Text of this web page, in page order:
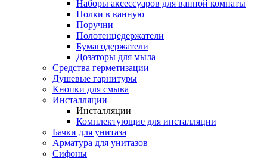
Наборы аксессуаров для ванной комнаты
Полки в ванную
Поручни
Полотенцедержатели
Бумагодержатели
Дозаторы для мыла
Средства герметизации
Душевые гарнитуры
Кнопки для смыва
Инсталляции
Инсталляции
Комплектующие для инсталляции
Бачки для унитаза
Арматура для унитазов
Сифоны